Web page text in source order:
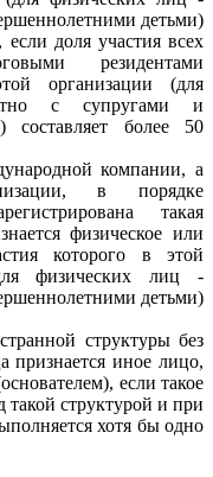
детьми)
если доля участия всех
резидентами
организации (для
с супругами и
составляет более 50
компании, а
в порядке
такая
физическое или
которого в этой
физических лиц -
детьми)
структуры без
признается иное лицо,
если такое
такой структурой и при
хотя бы одно